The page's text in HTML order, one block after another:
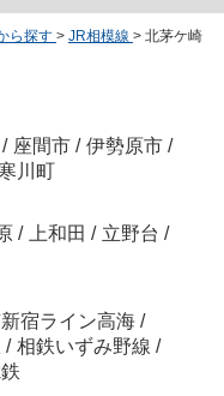
ら探す > JR相模線 > 北茅ケ崎
/ 座間市 / 伊勢原市 /
川町
/ 上和田 / 立野台 /
宿ライン高海 /
/ 相鉄いずみ野線 /